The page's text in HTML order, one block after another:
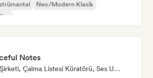
Neo/Modern Klasik
Notes
Plak Şirketi, Çalma Listesi Küratörü, Ses Uzmanı